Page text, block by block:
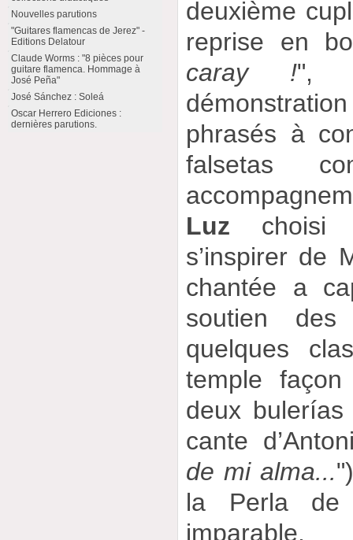
deuxième
reprise en
caray !",
phrasés à
falsetas
Luz choisi
s’inspirer de
chantée a
soutien des
quelques
temple
deux
cante
de mi alma...
la Perla de
imparable.
Nouvelles parutions
"Guitares flamencas de Jerez" -
Editions Delatour
Claude Worms : "8 pièces pour
guitare flamenca. Hommage à
José Peña"
José Sánchez : Soleá
Oscar Herrero Ediciones :
dernières parutions.